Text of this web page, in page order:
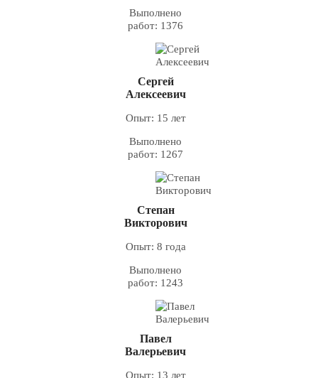
Выполнено
работ: 1376
Сергей
Алексеевич
Опыт: 15 лет
Выполнено
работ: 1267
Степан
Викторович
Опыт: 8 года
Выполнено
работ: 1243
Павел
Валерьевич
Опыт: 13 лет